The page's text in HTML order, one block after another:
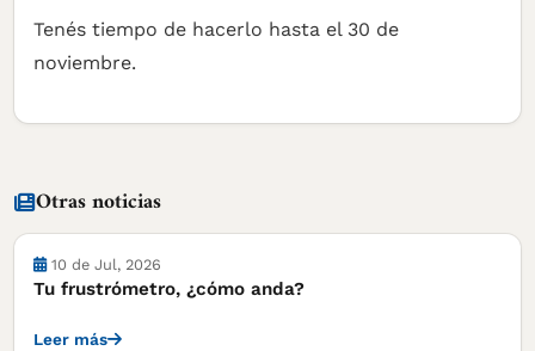
Tenés tiempo de hacerlo hasta el 30 de
noviembre.
Otras noticias
10 de Jul, 2026
Tu frustrómetro, ¿cómo anda?
Leer más